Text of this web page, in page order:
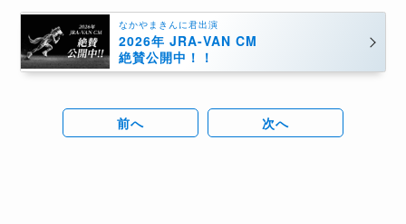
なかやまきんに君出演
2026年 JRA-VAN CM
絶賛公開中！！
前へ 次へ